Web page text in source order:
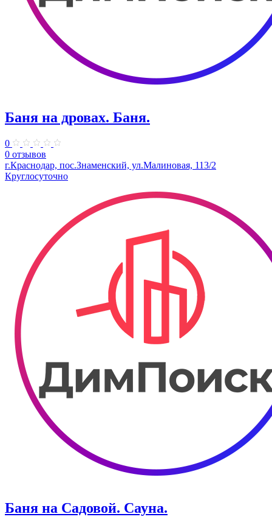
Баня на дровах. Баня.
0
0 отзывов
г.Краснодар, пос.Знаменский, ул.Малиновая, 113/2
Круглосуточно
Баня на Садовой. Сауна.